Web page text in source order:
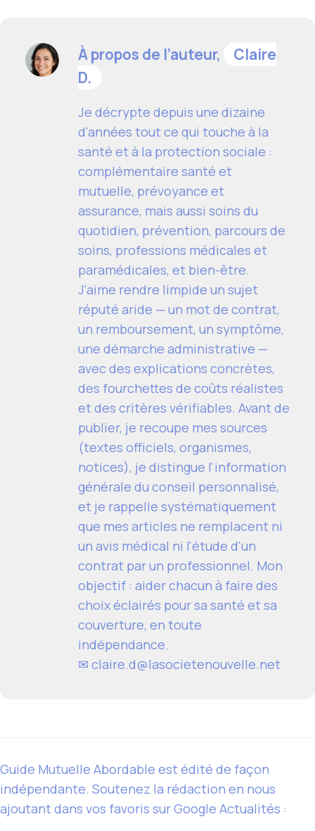
À propos de l’auteur,
Claire
D.
Je décrypte depuis une dizaine
d'années tout ce qui touche à la
santé et à la protection sociale :
complémentaire santé et
mutuelle, prévoyance et
assurance, mais aussi soins du
quotidien, prévention, parcours de
soins, professions médicales et
paramédicales, et bien-être.
J'aime rendre limpide un sujet
réputé aride — un mot de contrat,
un remboursement, un symptôme,
une démarche administrative —
avec des explications concrètes,
des fourchettes de coûts réalistes
et des critères vérifiables. Avant de
publier, je recoupe mes sources
(textes officiels, organismes,
notices), je distingue l'information
générale du conseil personnalisé,
et je rappelle systématiquement
que mes articles ne remplacent ni
un avis médical ni l'étude d'un
contrat par un professionnel. Mon
objectif : aider chacun à faire des
choix éclairés pour sa santé et sa
couverture, en toute
indépendance.
✉ claire.d@lasocietenouvelle.net
Guide Mutuelle Abordable est édité de façon
indépendante. Soutenez la rédaction en nous
ajoutant dans vos favoris sur Google Actualités :